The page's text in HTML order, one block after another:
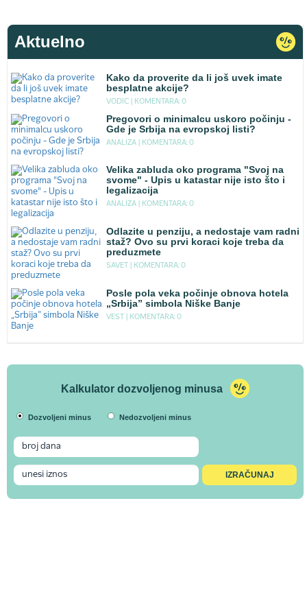
Aktuelno
Kako da proverite da li još uvek imate
besplatne akcije?
VODIC | KOMENTARA: 0
Pregovori o minimalcu uskoro počinju -
Gde je Srbija na evropskoj listi?
ANALIZA | KOMENTARA: 0
Velika zabluda oko programa "Svoj na
svome" - Upis u katastar nije isto što i
legalizacija
ANALIZA | KOMENTARA: 0
Odlazite u penziju, a nedostaje vam radni
staž? Ovo su prvi koraci koje treba da
preduzmete
SAVET | KOMENTARA: 0
Posle pola veka počinje obnova hotela
„Srbija” simbola Niške Banje
VEST | KOMENTARA: 0
Kalkulator dozvoljenog minusa
Dozvoljeni minus Nedozvoljeni minus